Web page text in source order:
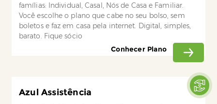
famílias: Individual, Casal, Nós de Casa e Familiar.
Você escolhe o plano que cabe no seu bolso, sem
boletos e faz em casa pela internet. Digital, simples,
barato. Fique sócio
Conhecer Plano
Azul Assistência